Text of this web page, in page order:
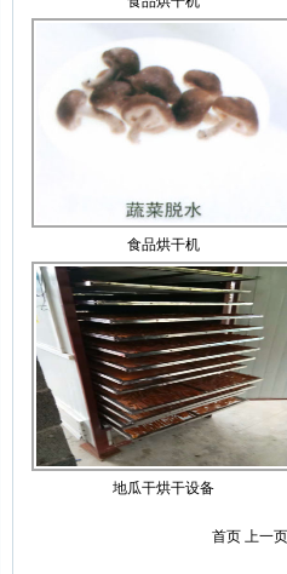
食品烘干机
地瓜干烘干设备
首页 上一